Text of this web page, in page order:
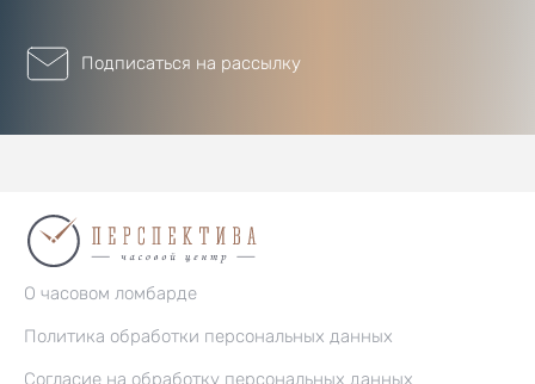
Подписаться на рассылку
О часовом ломбарде
Политика обработки персональных данных
Согласие на обработку персональных данных